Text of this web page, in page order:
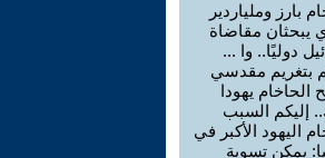
بارز وملياردير
يبحثان مقاضاة
دوليًا.. وا ...
بتغريم مقدسي
الحاخام يهودا
إليكم السبب
اليهود الأكبر في
يمكن تسوية